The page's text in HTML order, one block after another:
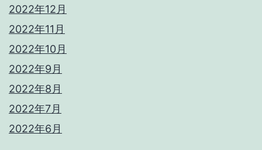
2022年12月
2022年11月
2022年10月
2022年9月
2022年8月
2022年7月
2022年6月